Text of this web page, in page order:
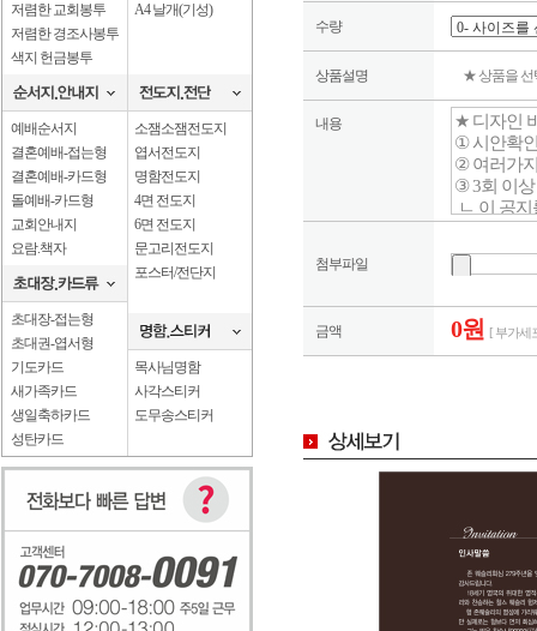
저렴한 교회봉투
저렴한 경조사봉투
색지 헌금봉투
예배순서지
결혼예배-접는형
결혼예배-카드형
돌예배-카드형
교회안내지
요람.책자
초대장-접는형
초대권-엽서형
기도카드
새가족카드
생일축하카드
성탄카드
A4 날개(기성)
소잼소잼전도지
엽서전도지
명함전도지
4면 전도지
6면 전도지
문고리전도지
포스터/전단지
목사님명함
사각스티커
도무송스티커
수량
상품설명 ★ 상품을 선
내용
첨부파일
금액 0원 [ 부가세